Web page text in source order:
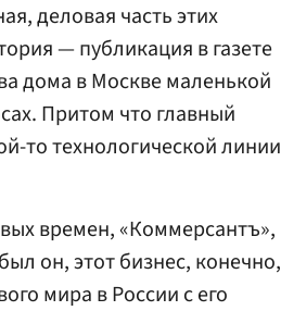
деловая часть этих
— публикация вгазете
дома в Москве маленькой
Притом что главный
то технологической линии
времен, «Коммерсантъ»,
он, этот бизнес, конечно,
мира в России с его